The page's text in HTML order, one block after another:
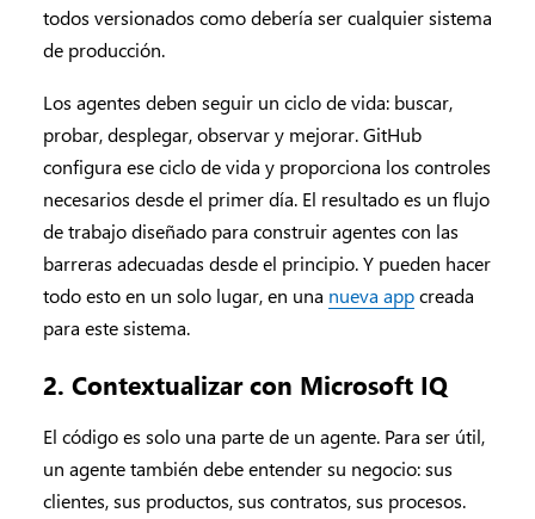
todos versionados como debería ser cualquier sistema
de producción.
Los agentes deben seguir un ciclo de vida: buscar,
probar, desplegar, observar y mejorar. GitHub
configura ese ciclo de vida y proporciona los controles
necesarios desde el primer día. El resultado es un flujo
de trabajo diseñado para construir agentes con las
barreras adecuadas desde el principio. Y pueden hacer
todo esto en un solo lugar, en una nueva appcreada
para este sistema.
2. Contextualizar con Microsoft IQ
El código es solo una parte de un agente. Para ser útil,
un agente también debe entender su negocio: sus
clientes, sus productos, sus contratos, sus procesos.